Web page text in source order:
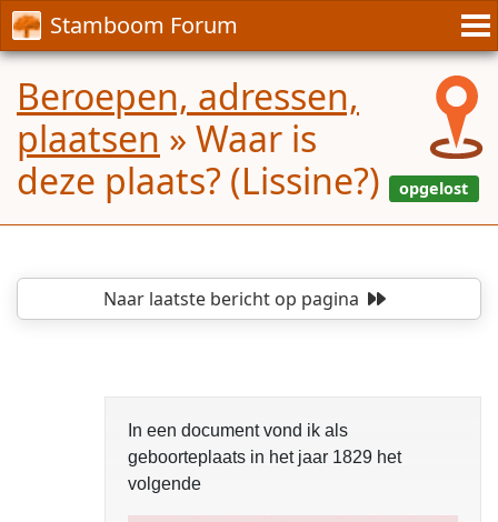
Stamboom Forum
Beroepen, adressen,
plaatsen » Waar is
deze plaats? (Lissine?)
Naar laatste berichtop pagina
In een document vond ik als
geboorteplaats in het jaar 1829 het
volgende